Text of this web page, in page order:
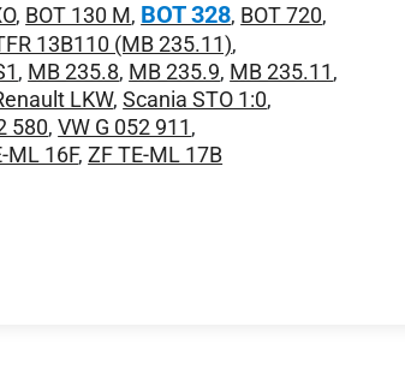
, BOT 130 M, BOT 328, BOT 720,
13B110 (MB 235.11),
, MB 235.8, MB 235.9, MB 235.11,
LKW,Scania STO 1:0,
580,VW G 052 911,
ML 16F,ZF TE-ML 17B